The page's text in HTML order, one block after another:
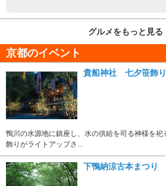
グルメをもっと見る
京都のイベント
貴船神社 七夕笹飾
鴨川の水源地に鎮座し、水の供給を司る神様を
飾りがライトアップさ...
下鴨納涼古本まつり